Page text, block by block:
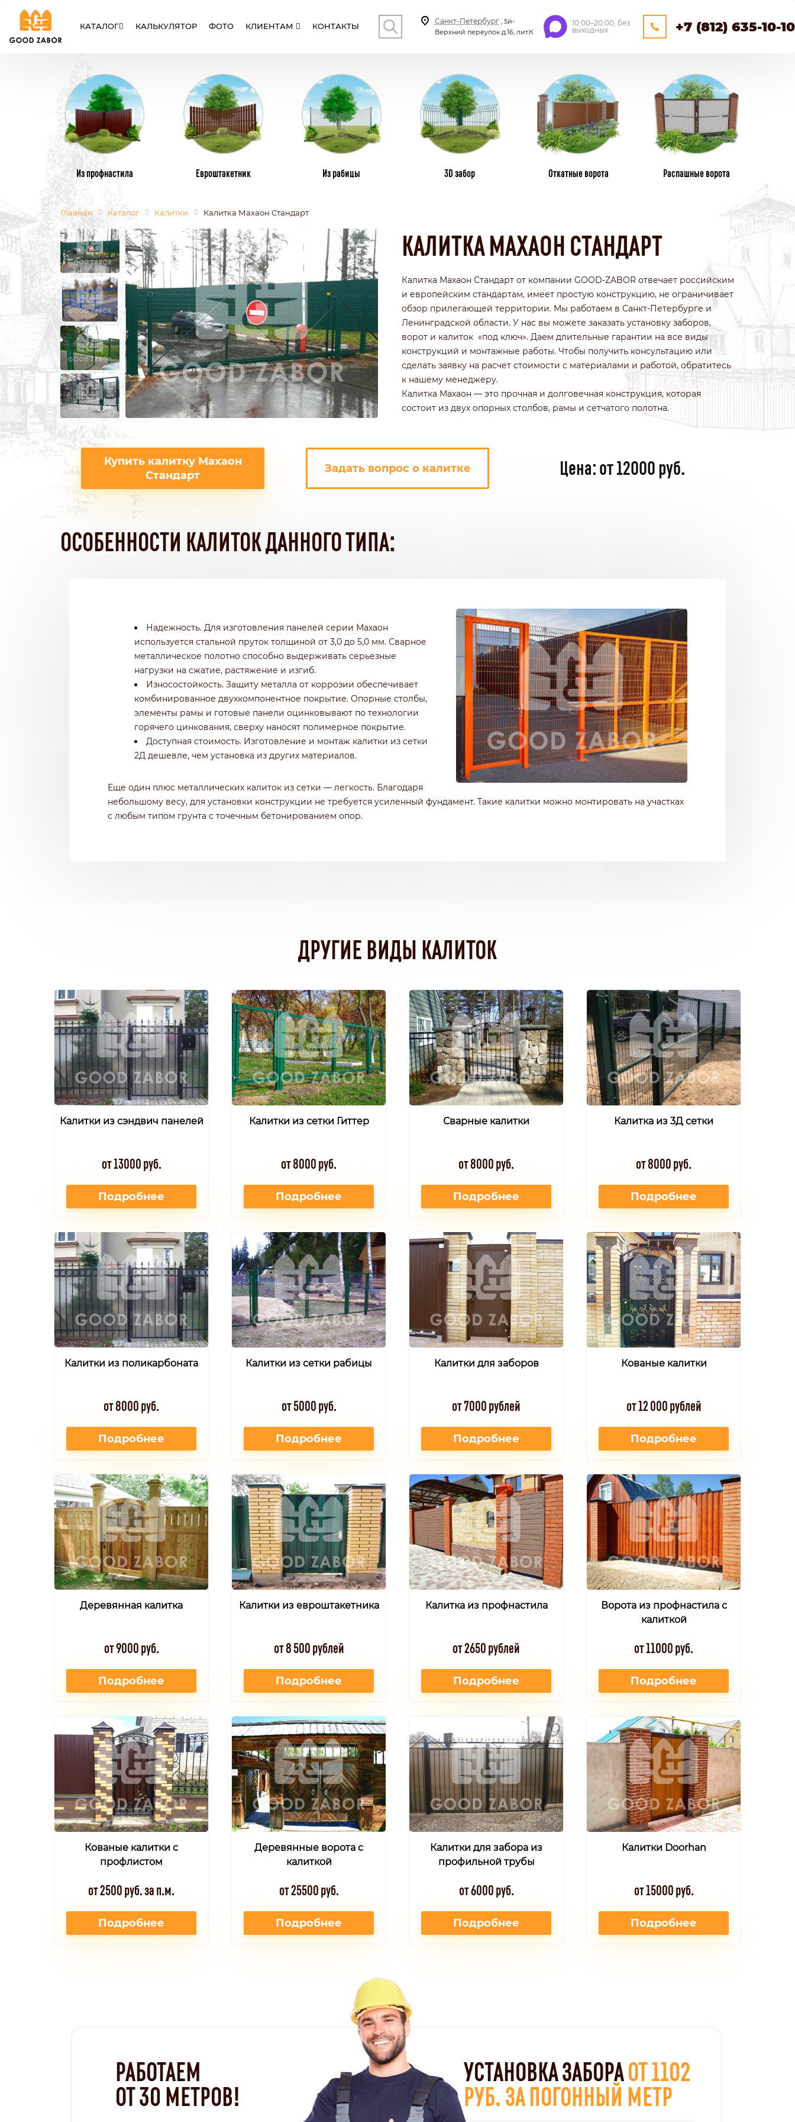
КАТАЛОГ
ЗАБОРЫ
МЕТАЛЛИЧЕСКИЕ ЗАБОРЫ
ИЗ ЕВРОШТАКЕТНИКА
СЕТКА РАБИЦА
СЕКЦИОННЫЕ ЗАБОРЫ
ИЗ 3Д СЕТКИ
ИЗ СВАРНОЙ СЕТКИ
ИЗ ПРОФИЛЬНОЙ ТРУБЫ
СВАРНЫЕ ЗАБОРЫ
ЗАБОРЫ ДЛЯ ДАЧИ
ДЕРЕВЯННЫЕ
МЕТАЛЛИЧЕСКИЕ
ИЗ ПРОФНАСТИЛА
СВАРНЫЕ
ИЗ ПОЛИКАРБОНАТА
ЗАБОРЫ ИЗ ПРОФНАСТИЛА
ПОД КРИПИЧ
ДЛЯ ДАЧИ
ПОД ДЕРЕВО
ПОД КАМЕНЬ
С КОВАНЫМИ ЭЛЕМЕНТАМИ
СЕКЦИОННЫЙ
С КАЛИТКОЙ И ВОРОТАМИ
КИРПИЧНЫЕ ЗАБОРЫ
ДЕРЕВЯННЫЕ ЗАБОРЫ
ГОРИЗОНТАЛЬНЫЕ
ШАХМАТКА
ИЗ ШТАКЕТНИКА
ПЛЕТЕНЫЕ
КАМЕНННЫЕ ЗАБОРЫ
ИЗ ФРАНЦУЗСКОГО КАМНЯ
ИЗ 3Д СЕТКИ ГИТТЕР
КАЛИТКИ СТОЛБЫ ВИНТОВЫЕ СВАИ
КОНТЕЙНЕРНЫЕ
ПЛОЩАДКИ
КАЛЬКУЛЯТОР ФОТО КЛИЕНТАМ КОНТАКТЫ
Санкт-Петербург, 5й-
Верхний переулок д.16, лит.К
10:00–20:00, без
выходных
+7 (812) 635-10-10
Из профнастила Евроштакетник Из рабицы 3D забор Откатные ворота Распашные ворота
Главная Каталог Калитки Калитка Махаон Стандарт
КАЛИТКА МАХАОН СТАНДАРТ
Калитка Махаон Стандарт от компании GOOD-ZABOR отвечает российским
и европейским стандартам, имеет простую конструкцию, не ограничивает
обзор прилегающей территории. Мы работаем в Санкт-Петербурге и
Ленинградской области. У нас вы можете заказать установку заборов,
ворот и калиток «под ключ». Даем длительные гарантии на все виды
конструкций и монтажные работы. Чтобы получить консультацию или
сделать заявку на расчет стоимости с материалами и работой, обратитесь
к нашему менеджеру.
Калитка Махаон — это прочная и долговечная конструкция, которая
состоит из двух опорных столбов, рамы и сетчатого полотна.
Купить калитку Махаон
Стандарт
Задать вопрос о калитке Цена: от 12000 руб.
ОСОБЕННОСТИ КАЛИТОК ДАННОГО ТИПА:
Надежность. Для изготовления панелей серии Махаон
используется стальной пруток толщиной от 3,0 до 5,0 мм. Сварное
металлическое полотно способно выдерживать серьезные
нагрузки на сжатие, растяжение и изгиб.
Износостойкость. Защиту металла от коррозии обеспечивает
комбинированное двухкомпонентное покрытие. Опорные столбы,
элементы рамы и готовые панели оцинковывают по технологии
горячего цинкования, сверху наносят полимерное покрытие.
Доступная стоимость. Изготовление и монтаж калитки из сетки
2Д дешевле, чем установка из других материалов.
Еще один плюс металлических калиток из сетки — легкость. Благодаря
небольшому весу, для установки конструкции не требуется усиленный фундамент. Такие калитки можно монтировать на участках
с любым типом грунта с точечным бетонированием опор.
ДРУГИЕ ВИДЫ КАЛИТОК
Калитки из сэндвич панелей
от 13000 руб.
Подробнее
Калитки из сетки Гиттер
от 8000 руб.
Подробнее
Сварные калитки
от 8000 руб.
Подробнее
Калитка из 3Д сетки
от 8000 руб.
Подробнее
Калитки из поликарбоната
от 8000 руб.
Подробнее
Калитки из сетки рабицы
от 5000 руб.
Подробнее
Калитки для заборов
от 7000 рублей
Подробнее
Кованые калитки
от 12 000 рублей
Подробнее
Деревянная калитка
от 9000 руб.
Подробнее
Калитки из евроштакетника
от 8 500 рублей
Подробнее
Калитка из профнастила
от 2650 рублей
Подробнее
Ворота из профнастила с
калиткой
от 11000 руб.
Подробнее
Кованые калитки с
профлистом
от 2500 руб. за п.м.
Подробнее
Деревянные ворота с
калиткой
от 25500 руб.
Подробнее
Калитки для забора из
профильной трубы
от 6000 руб.
Подробнее
Калитки Doorhan
от 15000 руб.
Подробнее
РАБОТАЕМ
ОТ 30 МЕТРОВ!
УСТАНОВКА ЗАБОРАОТ 1102
РУБ. ЗА ПОГОННЫЙ МЕТР